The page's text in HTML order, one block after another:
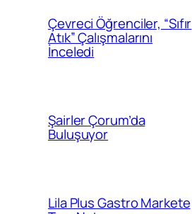
Çevreci Öğrenciler, “Sıfır
Atık” Çalışmalarını
İnceledi
Şairler Çorum’da
Buluşuyor
Lila Plus Gastro Markete